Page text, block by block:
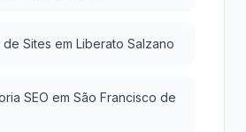
de Sites em Liberato Salzano
SEO em São Francisco de